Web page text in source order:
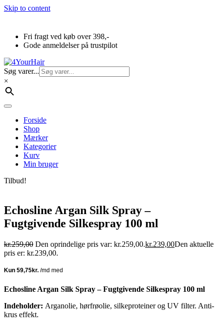
Skip to content
Fri fragt ved køb over 398,-
Gode anmeldelser på trustpilot
Søg varer...
×
Forside
Shop
Mærker
Kategorier
Kurv
Min bruger
Tilbud!
Echosline Argan Silk Spray –
Fugtgivende Silkespray 100 ml
kr.259,00 Den oprindelige pris var: kr.259,00.kr.239,00Den aktuelle
pris er: kr.239,00.
Echosline Argan Silk Spray – Fugtgivende Silkespray 100 ml
Indeholder: Arganolie, hørfrøolie, silkeproteiner og UV filter. Anti-
krus effekt.